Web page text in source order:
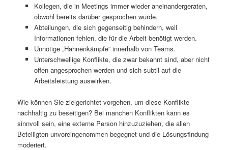
Kollegen, die in Meetings immer wieder aneinandergeraten,
obwohl bereits darüber gesprochen wurde.
Abteilungen, die sich gegenseitig behindern, weil
Informationen fehlen, die für die Arbeit benötigt werden.
Unnötige „Hahnenkämpfe“ innerhalb von Teams.
Unterschwellige Konflikte, die zwar bekannt sind, aber nicht
offen angesprochen werden und sich subtil auf die
Arbeitsleistung auswirken.
Wie können Sie zielgerichtet vorgehen, um diese Konflikte
nachhaltig zu beseitigen? Bei manchen Konflikten kann es
sinnvoll sein, eine externe Person hinzuzuziehen, die allen
Beteiligten unvoreingenommen begegnet und die Lösungsfindung
moderiert.